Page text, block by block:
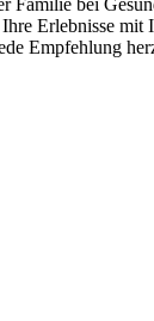
Erlebnisse mit
Empfehlung